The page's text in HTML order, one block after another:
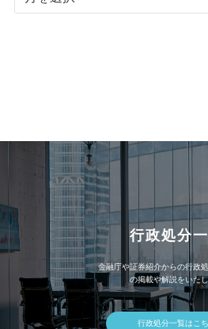
行政処分
金融庁や証券紹介からの行政
の掲載や解説をいた
行政処分一覧はこ